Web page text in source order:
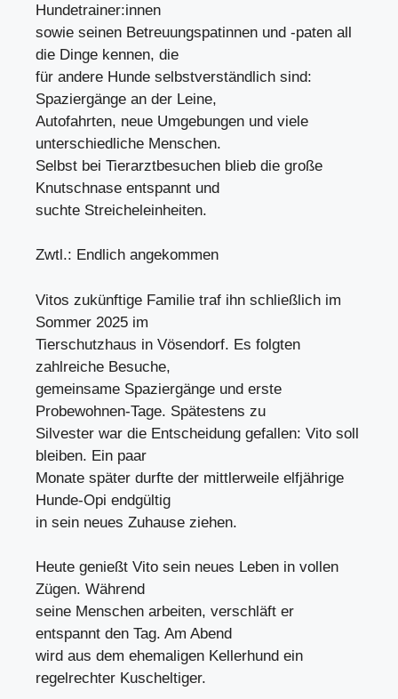
Hundetrainer:innen
sowie seinen Betreuungspatinnen und -paten all
die Dinge kennen, die
für andere Hunde selbstverständlich sind:
Spaziergänge an der Leine,
Autofahrten, neue Umgebungen und viele
unterschiedliche Menschen.
Selbst bei Tierarztbesuchen blieb die große
Knutschnase entspannt und
suchte Streicheleinheiten.
Zwtl.: Endlich angekommen
Vitos zukünftige Familie traf ihn schließlich im
Sommer 2025 im
Tierschutzhaus in Vösendorf. Es folgten
zahlreiche Besuche,
gemeinsame Spaziergänge und erste
Probewohnen-Tage. Spätestens zu
Silvester war die Entscheidung gefallen: Vito soll
bleiben. Ein paar
Monate später durfte der mittlerweile elfjährige
Hunde-Opi endgültig
in sein neues Zuhause ziehen.
Heute genießt Vito sein neues Leben in vollen
Zügen. Während
seine Menschen arbeiten, verschläft er
entspannt den Tag. Am Abend
wird aus dem ehemaligen Kellerhund ein
regelrechter Kuscheltiger.